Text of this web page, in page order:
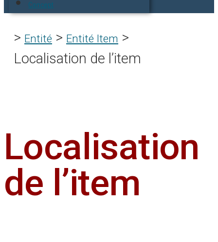
Concept
Entité > Entité Item >
Localisation de l’item
Localisation
de l’item